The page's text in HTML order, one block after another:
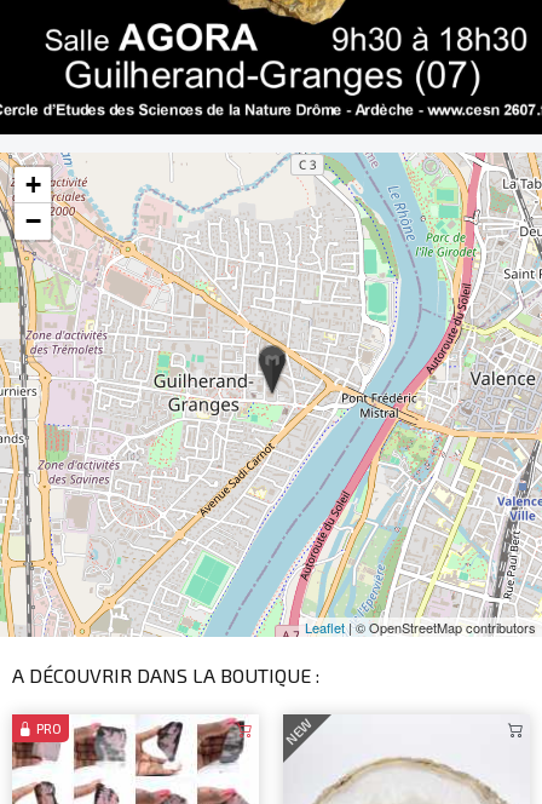
+
−
Leaflet| © OpenStreetMap contributors
A DÉCOUVRIR DANS LA BOUTIQUE :
PRO NEW